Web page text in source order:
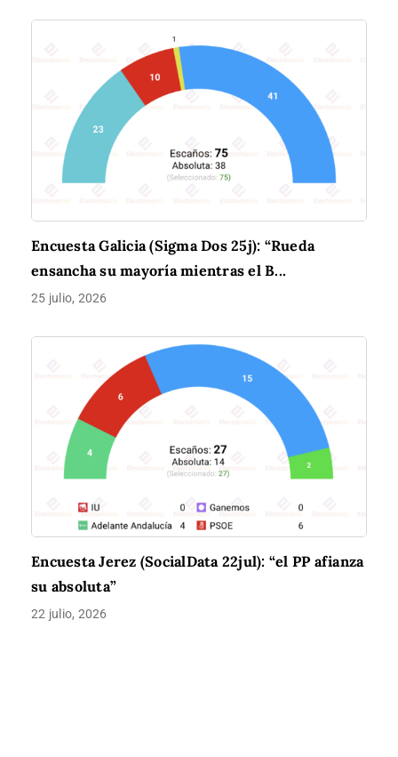
Encuesta Galicia (Sigma Dos 25j): “Rueda
ensancha su mayoría mientras el B...
25 julio, 2026
Encuesta Jerez (SocialData 22jul): “el PP afianza
su absoluta”
22 julio, 2026